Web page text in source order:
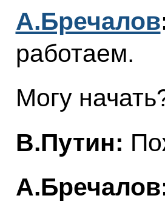
А.Бречалов
работаем.
Могу
В.Путин: